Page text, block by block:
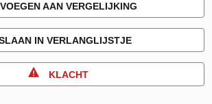
AAN VERGELIJKING
IN VERLANGLIJSTJE
KLACHT